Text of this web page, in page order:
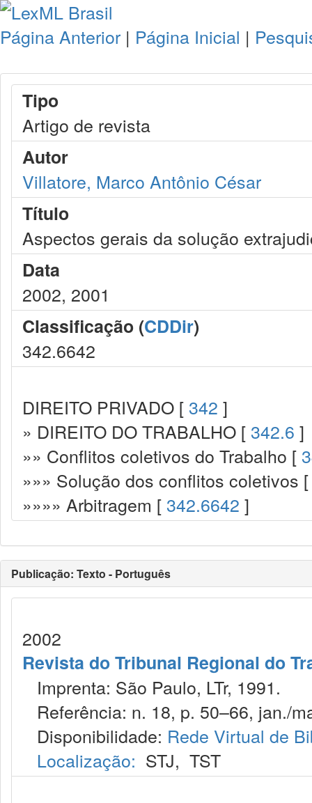
Página Anterior | Página Inicial |
Tipo
Artigo de revista
Autor
Villatore, Marco Antônio César
Título
Aspectos gerais da solução
Data
2002, 2001
Classificação (CDDir)
342.6642
DIREITO PRIVADO [ 342 ]
» DIREITO DO TRABALHO [ 342.6 ]
»» Conflitos coletivos do Trabalho [
»»» Solução dos conflitos coletivos
»»»» Arbitragem [ 342.6642 ]
Publicação: Texto - Português
2002
Revista do Tribunal Regional do
Imprenta: São Paulo, LTr, 1991.
Referência: n. 18, p. 50–66, jan./
Disponibilidade: Rede Virtual de
Localização: STJ, TST